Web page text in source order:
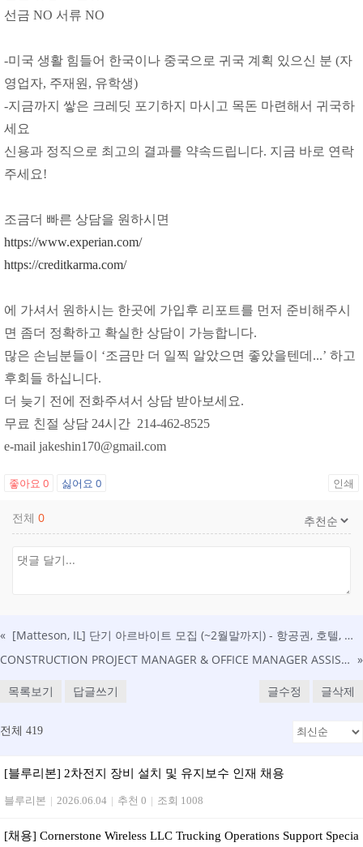
선금 NO 서류 NO
-미국 생활 힘들어 한국이나 중국으로 귀국 계획 있으신 분 (자
영업자, 주재원, 유학생)
-지금까지 쌓은 크레딧 포기하지 마시고 목돈 마련해서 귀국하
세요
신용과 정직으로 최고의 결과를 약속드립니다. 지금 바로 연락
주세요!
조금더 빠른 상담을 원하시면
https://www.experian.com/
https://creditkarma.com/
에 가셔서 원하시는 한곳에 가입후 리포트를 먼저 준비해주시
면 좀더 정확하고 확실한 상담이 가능합니다.
많은 손님분들이 ‘조금만 더 일찍 알았으면 좋았을텐데...’ 하고
후회들 하십니다.
더 늦기 전에 전화주셔서 상담 받아보세요.
무료 친절 상담 24시간 214-462-8525
e-mail jakeshin170@gmail.com
좋아요 0 싫어요 0 인쇄
전체 0
«
[Matteson, IL] 단기 아르바이트 모집 (~2월말까지) - 항공권, 호텔, 식사 제공 - 공장 셋업 보조 업무
CONSTRUCTION PROJECT MANAGER & OFFICE MANAGER ASSISTANCT 구인 (영주권 sponsor 가능) »
목록보기 답글쓰기 글수정 글삭제
전체 419
[블루리본] 2차전지 장비 설치 및 유지보수 인재 채용
블루리본 | 2026.06.04 | 추천 0 | 조회 1008
[채용] Cornerstone Wireless LLC Trucking Operations Support Specia